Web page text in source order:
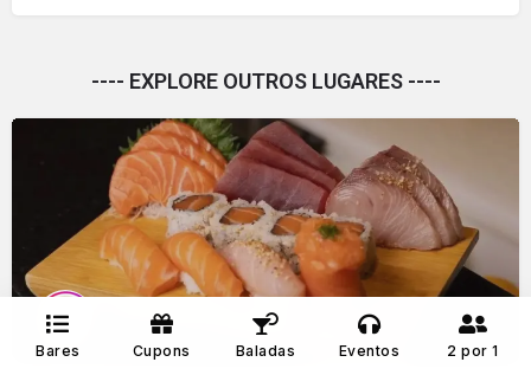
---- EXPLORE OUTROS LUGARES ----
Geiko San
Bares Cupons Baladas Eventos 2 por 1